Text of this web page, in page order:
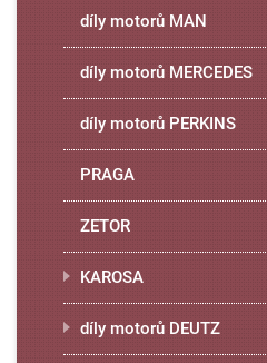
díly motorů MAN
díly motorů MERCEDES
díly motorů PERKINS
PRAGA
ZETOR
KAROSA
díly motorů DEUTZ